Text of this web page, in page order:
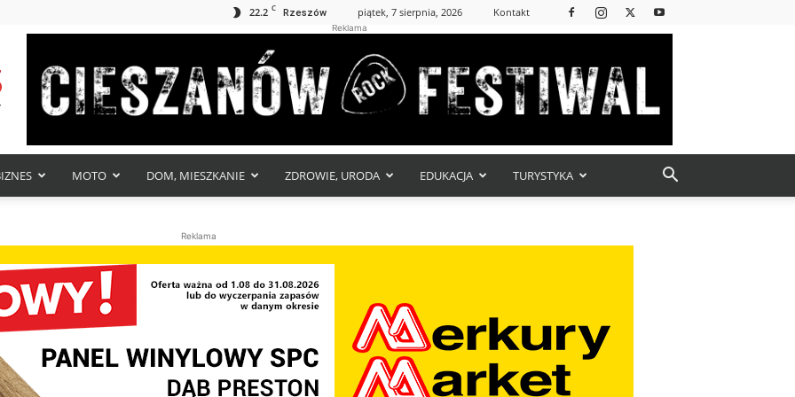
22.2 C Rzeszów piątek, 7 sierpnia, 2026 Kontakt
Reklama
MOTO DOM, MIESZKANIE ZDROWIE, URODA EDUKACJA TURYSTYKA
Reklama